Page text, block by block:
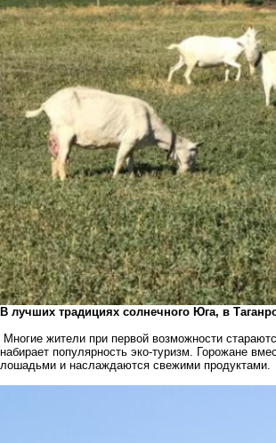
В лучших традициях солнечного Юга, в
Многие жители при первой возможности
набирает популярность эко-туризм. Горожане
лошадьми и наслаждаются свежими продуктами.